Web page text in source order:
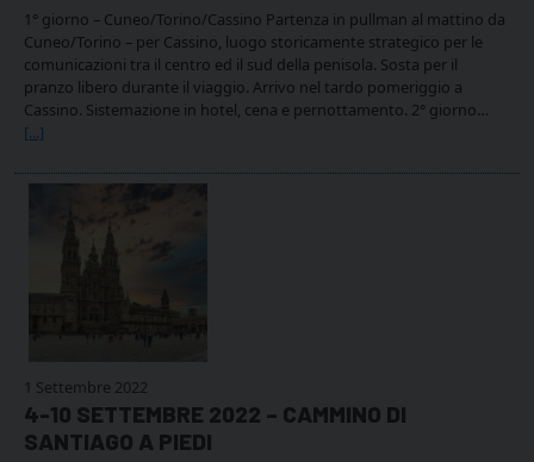
1° giorno – Cuneo/Torino/Cassino Partenza in pullman al mattino da
Cuneo/Torino – per Cassino, luogo storicamente strategico per le
comunicazioni tra il centro ed il sud della penisola. Sosta per il
pranzo libero durante il viaggio. Arrivo nel tardo pomeriggio a
Cassino. Sistemazione in hotel, cena e pernottamento. 2° giorno…
[...]
1 Settembre 2022
4-10 SETTEMBRE 2022 – CAMMINO DI
SANTIAGO A PIEDI